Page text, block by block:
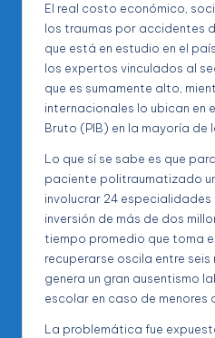
El real costo económico,
los traumas por accidentes
que está en estudio en el
los expertos vinculados al
que es sumamente alto,
internacionales lo ubican en
Bruto (PIB) en la mayoría de
Lo que sí se sabe es que
paciente politraumatizado
involucrar 24 especialidades
inversión de más de dos
tiempo promedio que toma
recuperarse oscila entre seis
genera un gran ausentismo
escolar en caso de menores
La problemática fue